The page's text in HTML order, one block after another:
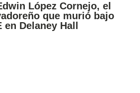
López Cornejo, el
que murió bajo
Delaney Hall